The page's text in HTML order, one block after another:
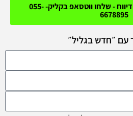
לפרסום עסק/ כתבה/ דיווח - שלחו ווטסאפ בקליק- 055-
6678895
עם ״חדש בגליל״